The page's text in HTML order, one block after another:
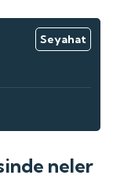
Seyahat
neler